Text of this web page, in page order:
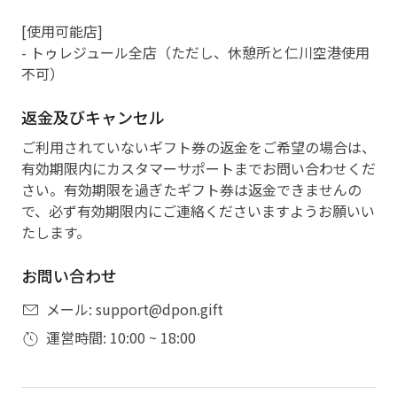
[使用可能店]
- トゥレジュール全店（ただし、休憩所と仁川空港使用
不可）
返金及びキャンセル
ご利用されていないギフト券の返金をご希望の場合は、
有効期限内にカスタマーサポートまでお問い合わせくだ
さい。有効期限を過ぎたギフト券は返金できませんの
で、必ず有効期限内にご連絡くださいますようお願いい
たします。
お問い合わせ
メール: support@dpon.gift
運営時間: 10:00 ~ 18:00